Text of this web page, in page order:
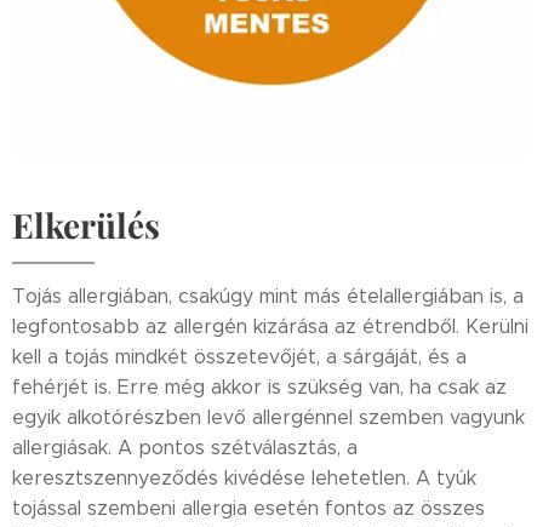
Elkerülés
Tojás allergiában, csakúgy mint más ételallergiában is, a
legfontosabb az allergén kizárása az étrendből. Kerülni
kell a tojás mindkét összetevőjét, a sárgáját, és a
fehérjét is. Erre még akkor is szükség van, ha csak az
egyik alkotórészben levő allergénnel szemben vagyunk
allergiásak. A pontos szétválasztás, a
keresztszennyeződés kivédése lehetetlen. A tyúk
tojással szembeni allergia esetén fontos az összes